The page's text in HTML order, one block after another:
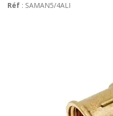
Réf : SAMAN5/4ALI